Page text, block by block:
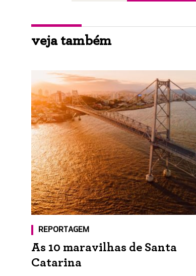
veja também
REPORTAGEM
As 10 maravilhas de Santa
Catarina